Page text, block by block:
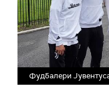
Фудбалери